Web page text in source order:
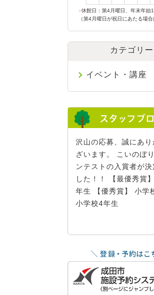
●休館日：第4月曜日、年末年始
（第4月曜日が祝日にあたる場合
カテゴリー
イベント・講座
沢山の応募、誠にあり
ざいます。 こいのぼ
ンテストの入賞者が決
した！！ 【最優秀賞
年生 【優秀賞】 小学
小学校4年生